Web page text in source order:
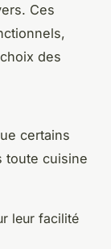
Ces
des
certains
toute cuisine
leur facilité